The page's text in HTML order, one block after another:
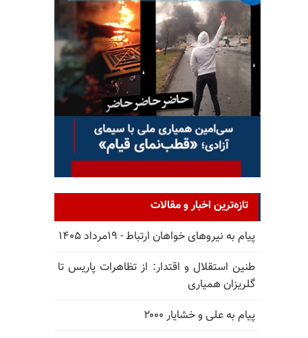
تازه‌ترین اخبار و مقالات
پیام به نیروهای خواهان ارتباط - ۱۹مرداد ۱۴۰۵
طنین استقلال و اقتدار: از تظاهرات پاریس تا
گلریزان همیاری
پیام به علی و خشایار ۲۰۰۰